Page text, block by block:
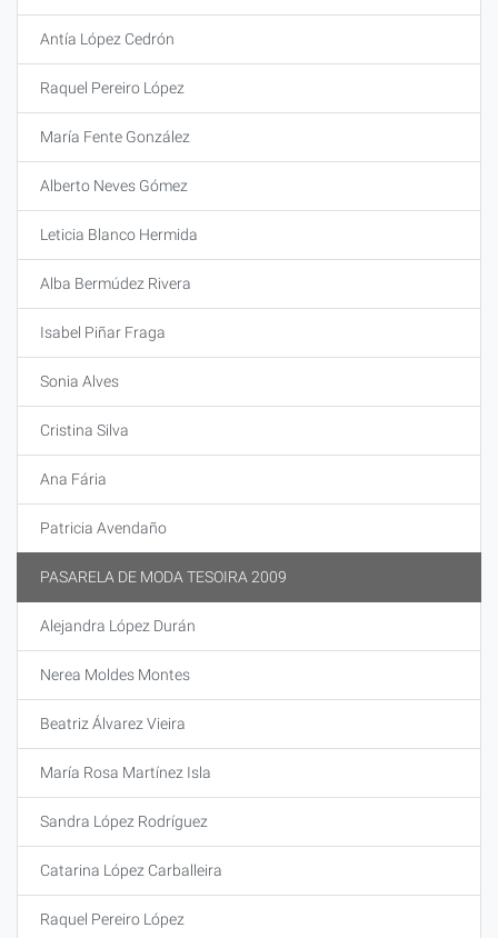
Antía López Cedrón
Raquel Pereiro López
María Fente González
Alberto Neves Gómez
Leticia Blanco Hermida
Alba Bermúdez Rivera
Isabel Piñar Fraga
Sonia Alves
Cristina Silva
Ana Fária
Patricia Avendaño
PASARELA DE MODA TESOIRA 2009
Alejandra López Durán
Nerea Moldes Montes
Beatriz Álvarez Vieira
María Rosa Martínez Isla
Sandra López Rodríguez
Catarina López Carballeira
Raquel Pereiro López